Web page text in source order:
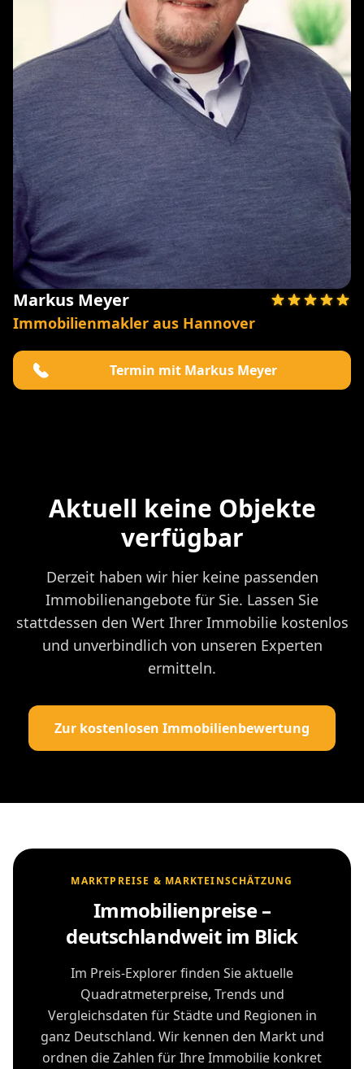
Markus Meyer
Immobilienmakler aus Hannover
Termin mit Markus Meyer
Aktuell keine Objekte
verfügbar
Derzeit haben wir hier keine passenden
Immobilienangebote für Sie. Lassen Sie
stattdessen den Wert Ihrer Immobilie kostenlos
und unverbindlich von unseren Experten
ermitteln.
Zur kostenlosen Immobilienbewertung
MARKTPREISE & MARKTEINSCHÄTZUNG
Immobilienpreise –
deutschlandweit im Blick
Im Preis-Explorer finden Sie aktuelle
Quadratmeterpreise, Trends und
Vergleichsdaten für Städte und Regionen in
ganz Deutschland. Wir kennen den Markt und
ordnen die Zahlen für Ihre Immobilie konkret